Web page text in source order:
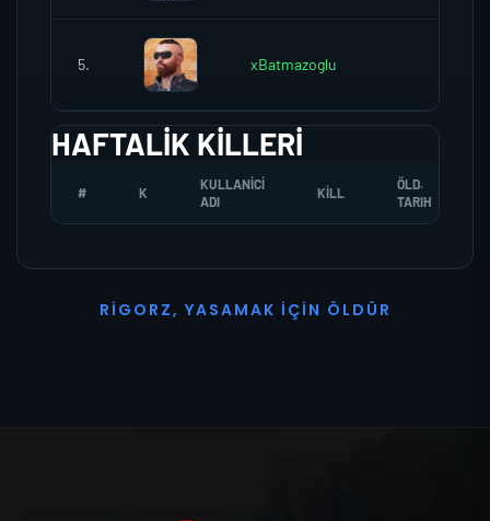
5. xBatmazoglu
HAFTALIK KILLERI
# K
KULLANICI
ADI
KILL
ÖLD.
TARIH
R I G O R Z, YASAMAK İ ÇI N Ö L D Ü R